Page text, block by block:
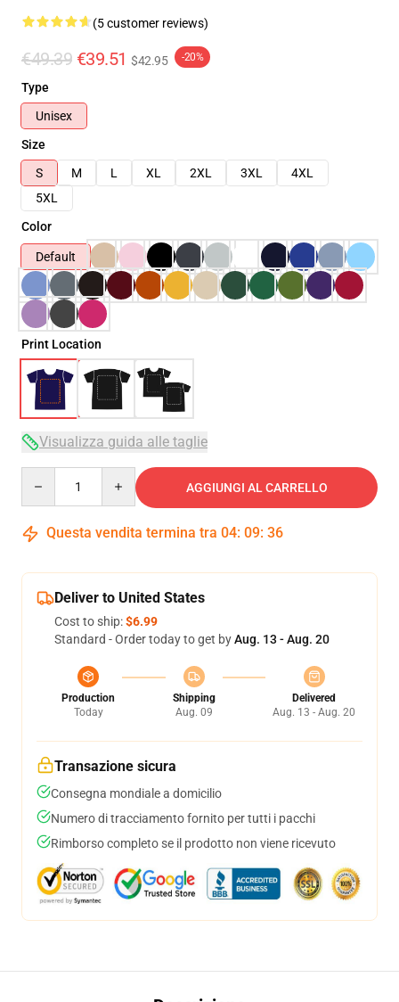
(5 customer reviews)
€49.39 €39.51 $42.95 -20%
Type
Unisex
Size
S
M L XL 2XL 3XL
4XL
5XL
Color
Default
Print Location
Visualizza guida alle taglie
AGGIUNGI AL CARRELLO
Questa vendita termina tra 04: 09: 35
Deliver to United States
Cost to ship:$6.99
Standard - Order today to get byAug. 13 - Aug. 20
Production
Today
Shipping
Aug. 09
Delivered
Aug. 13 - Aug. 20
Transazione sicura
Consegna mondiale a domicilio
Numero di tracciamento fornito per tutti i pacchi
Rimborso completo se il prodotto non viene ricevuto